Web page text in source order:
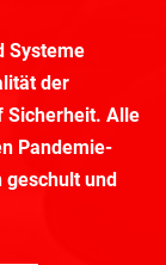
Systeme
der
Sicherheit. Alle
Pandemie-
geschult und